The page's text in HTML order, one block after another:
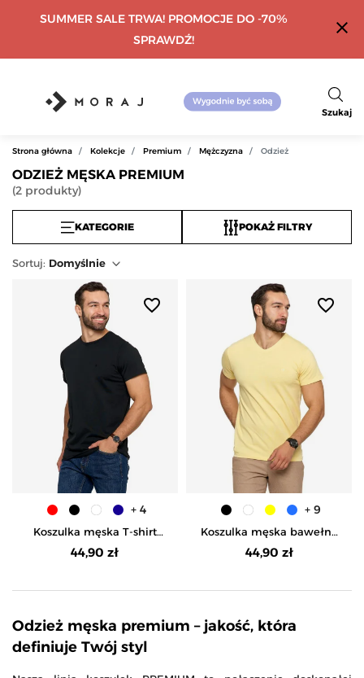
SUMMER SALE TRWA! PROMOCJE DO -70%
SPRAWDŹ!
close
Szukaj
Strona główna Kolekcje Premium Mężczyzna Odzież
ODZIEŻ MĘSKA PREMIUM
(2 produkty)
KATEGORIE POKAŻ FILTRY
Sortuj: Domyślnie
favorite_border
Koszulka męska T-shirt
bawełniana Premium
okrągły dekolt - CZARNY
44,90 zł
+ 4
favorite_border
Koszulka męska bawełna
Premium T-shirt dekolt w
serek - ŻÓŁTY
44,90 zł
+ 9
Odzież męska premium – jakość, która
definiuje Twój styl